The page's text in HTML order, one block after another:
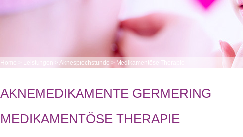
Home Leistungen > Aknesprechstunde > Medikamentöse Therapie
AKNEMEDIKAMENTE GERMERING
MEDIKAMENTÖSE THERAPIE